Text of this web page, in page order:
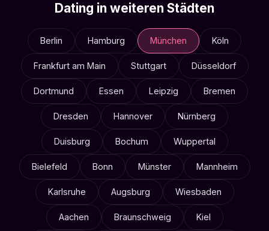
Dating in weiteren Städten
Berlin Hamburg München Köln
Frankfurt am Main Stuttgart Düsseldorf
Dortmund Essen Leipzig Bremen
Dresden Hannover Nürnberg
Duisburg Bochum Wuppertal
Bielefeld Bonn Münster Mannheim
Karlsruhe Augsburg Wiesbaden
Aachen Braunschweig Kiel